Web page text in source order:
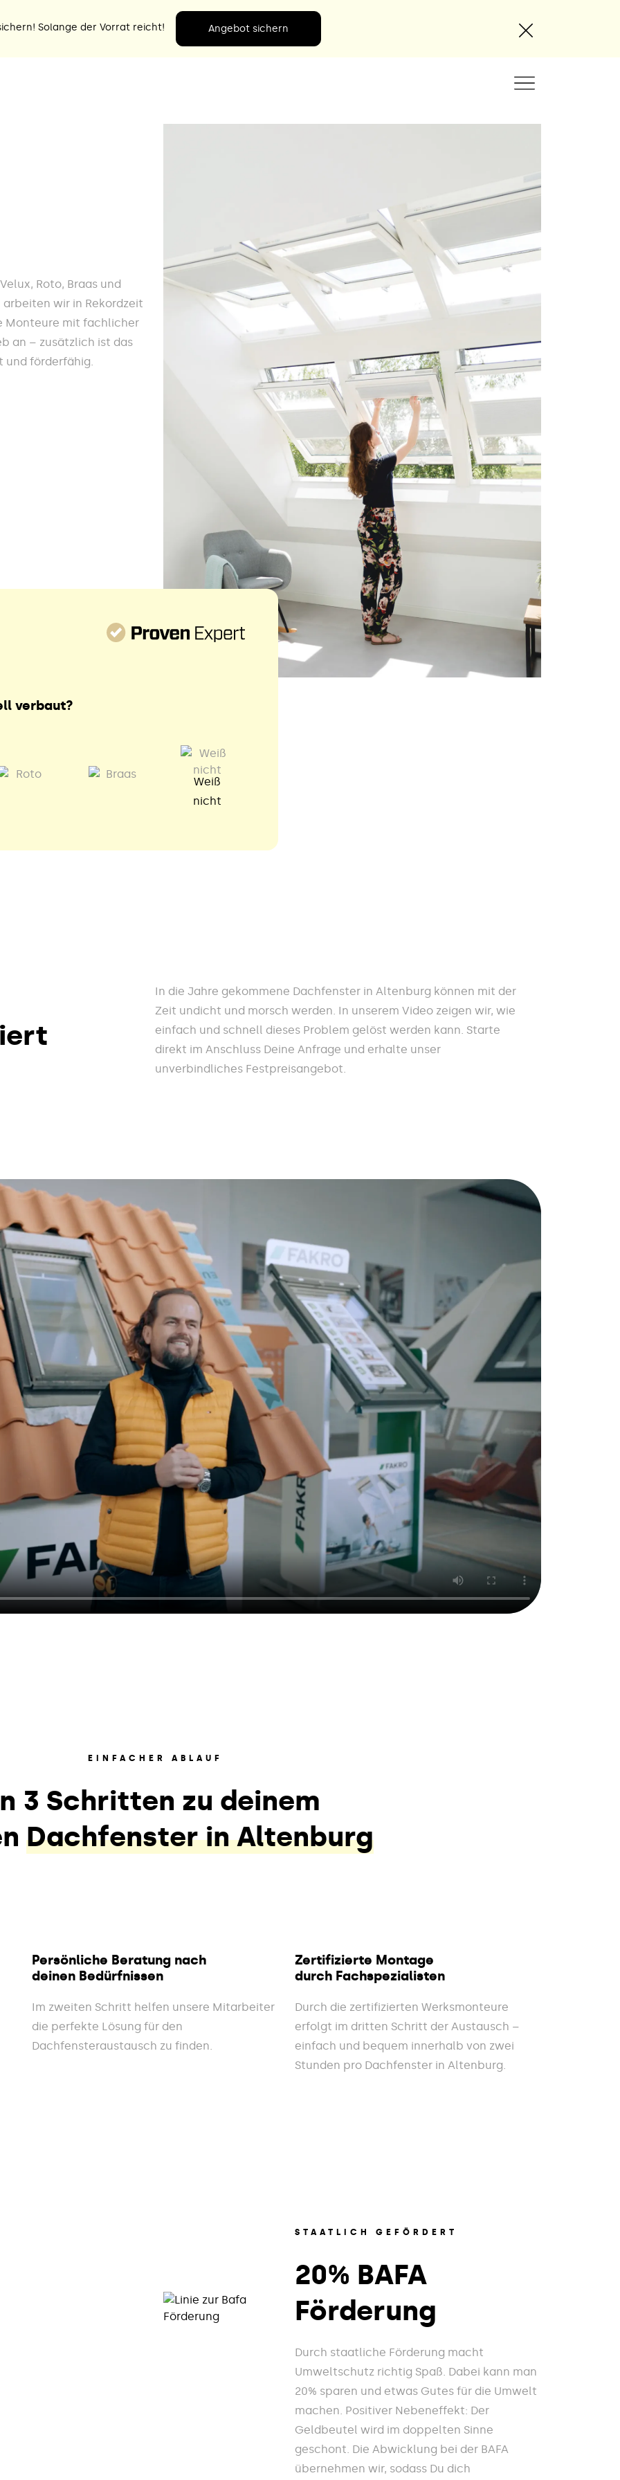
Solange der Vorrat reicht! Angebot sichern
Roto, Braas und
wir in Rekordzeit
Monteure mit fachlicher
an – zusätzlich ist das
und förderfähig.
verbaut?
Weiß
nicht
In die Jahre gekommene Dachfenster in Altenburg können mit der
Zeit undicht und morsch werden. In unserem Video zeigen wir, wie
einfach und schnell dieses Problem gelöst werden kann. Starte
direkt im Anschluss Deine Anfrage und erhalte unser
unverbindliches Festpreisangebot.
EINFACHER ABLAUF
3 Schritten zu deinem
Dachfenster in Altenburg
Persönliche Beratung nach
deinen Bedürfnissen
Im zweiten Schritt helfen unsere Mitarbeiter
die perfekte Lösung für den
Dachfensteraustausch zu finden.
Zertifizierte Montage
durch Fachspezialisten
Durch die zertifizierten Werksmonteure
erfolgt im dritten Schritt der Austausch –
einfach und bequem innerhalb von zwei
Stunden pro Dachfenster in Altenburg.
STAATLICH GEFÖRDERT
20% BAFA
Förderung
Durch staatliche Förderung macht
Umweltschutz richtig Spaß. Dabei kann man
20% sparen und etwas Gutes für die Umwelt
machen. Positiver Nebeneffekt: Der
Geldbeutel wird im doppelten Sinne
geschont. Die Abwicklung bei der BAFA
übernehmen wir, sodass Du dich